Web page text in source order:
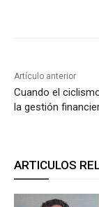
Artículo anterior
Cuando el
la gestión
ARTICULOS